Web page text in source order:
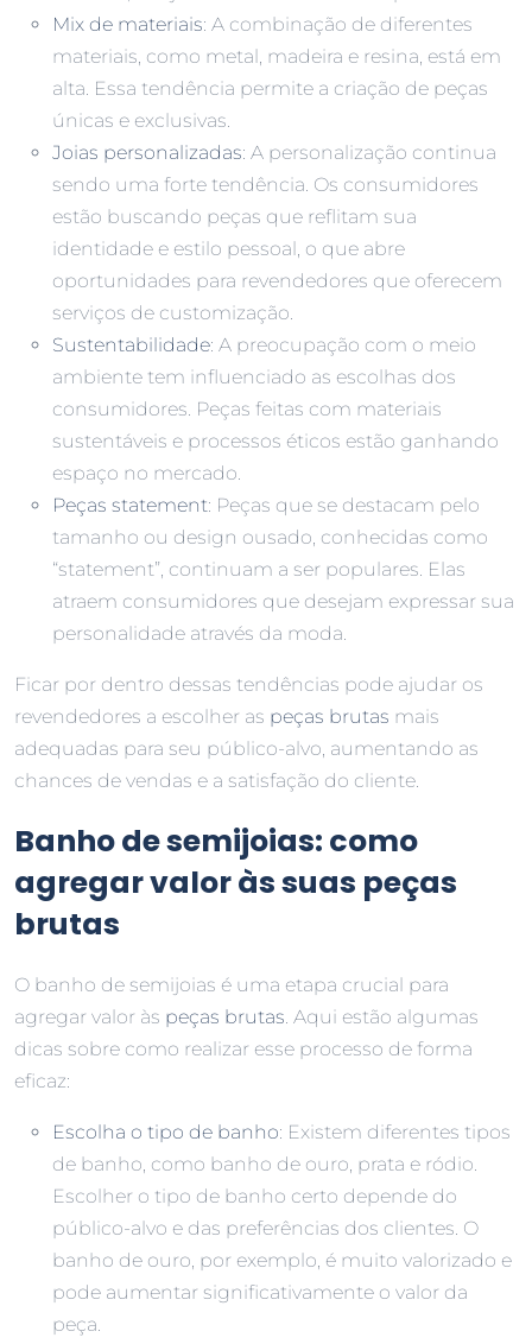
Mix de materiais: A combinação de diferentes
materiais, como metal, madeira e resina, está em
alta. Essa tendência permite a criação de peças
únicas e exclusivas.
Joias personalizadas: A personalização continua
sendo uma forte tendência. Os consumidores
estão buscando peças que reflitam sua
identidade e estilo pessoal, o que abre
oportunidades para revendedores que oferecem
serviços de customização.
Sustentabilidade: A preocupação com o meio
ambiente tem influenciado as escolhas dos
consumidores. Peças feitas com materiais
sustentáveis e processos éticos estão ganhando
espaço no mercado.
Peças statement: Peças que se destacam pelo
tamanho ou design ousado, conhecidas como
“statement”, continuam a ser populares. Elas
atraem consumidores que desejam expressar sua
personalidade através da moda.
Ficar por dentro dessas tendências pode ajudar os
revendedores a escolher as peças brutas mais
adequadas para seu público-alvo, aumentando as
chances de vendas e a satisfação do cliente.
Banho de semijoias: como
agregar valor às suas peças
brutas
O banho de semijoias é uma etapa crucial para
agregar valor às peças brutas. Aqui estão algumas
dicas sobre como realizar esse processo de forma
eficaz:
Escolha o tipo de banho: Existem diferentes tipos
de banho, como banho de ouro, prata e ródio.
Escolher o tipo de banho certo depende do
público-alvo e das preferências dos clientes. O
banho de ouro, por exemplo, é muito valorizado e
pode aumentar significativamente o valor da
peça.